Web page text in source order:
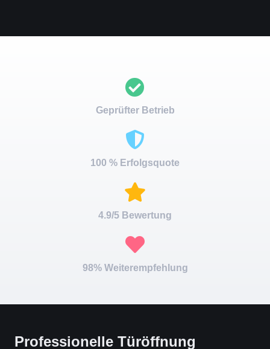
Geprüfter Betrieb
100 % Erfolgsquote
4.9/5 Bewertung
98% Weiterempfehlung
Professionelle Türöffnung